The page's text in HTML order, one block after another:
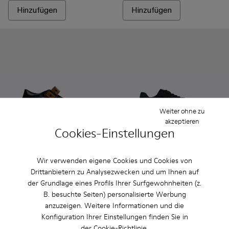
Cookies-Einstellungen
Wir verwenden eigene Cookies und Cookies von
Drittanbietern zu Analysezwecken und um Ihnen auf
der Grundlage eines Profils Ihrer Surfgewohnheiten (z.
B. besuchte Seiten) personalisierte Werbung
anzuzeigen. Weitere Informationen und die
Konfiguration Ihrer Einstellungen finden Sie in
Weiter ohne zu
akzeptieren
Hinzufügen Hinzufügen
TRAKTORI - A500022-008 - Spangenclog in Schwarz, Weiß
TRAKTORI - A500022-005
TRAKTORI - A500022-002
TRAKTORI - A500022-001 -
TRAKTORI
-40%
CARAMBA - A500051-001 -
CARAMBA -
CARAMBA
CHF 189
CHF 315 -40%
Hinzufügen